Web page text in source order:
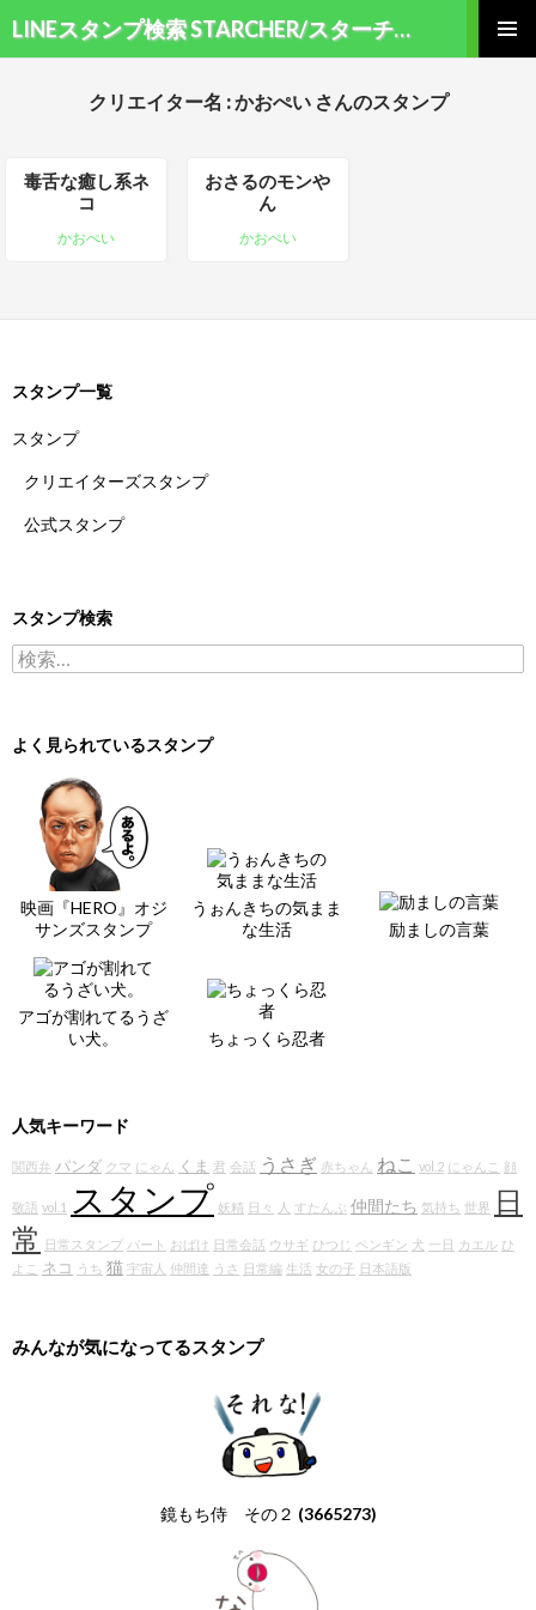
LINEスタンプ検索 STARCHER/スターチャー
クリエイター名 : かおぺい さんのスタンプ
毒舌な癒し系ネ
コ
かおぺい
おさるのモンや
ん
かおぺい
スタンプ一覧
スタンプ
クリエイターズスタンプ
公式スタンプ
スタンプ検索
検索:
よく見られているスタンプ
映画『HERO』オジ
サンズスタンプ
うぉんきちの気まま
な生活
励ましの言葉
アゴが割れてるうざ
い犬。
ちょっくら忍者
人気キーワード
関西弁 パンダ クマ にゃん くま 君 会話 うさぎ 赤ちゃん ねこ vol.2 にゃんこ 顔
敬語 vol.1 スタンプ 妖精 日々 人 すたんぷ 仲間たち 気持ち 世界 日
常
日常スタンプ パート おばけ 日常会話 ウサギ ひつじ ペンギン 犬 一日 カエル ひ
よこ ネコ うち 猫 宇宙人 仲間達 うさ 日常編 生活 女の子 日本語版
みんなが気になってるスタンプ
鏡もち侍 その２ (3665273)